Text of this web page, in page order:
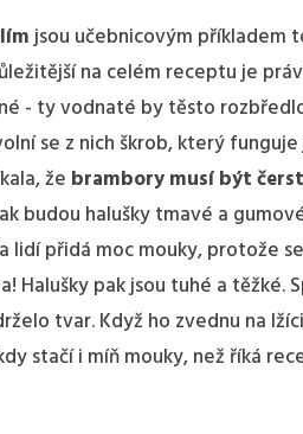
jsou učebnicovým příkladem
na celém receptu je
- ty vodnaté by těsto
se z nich škrob, který
že brambory musí být
budou halušky tmavé a
lidí přidá moc mouky, protože
Halušky pak jsou tuhé a těžké.
tvar. Když ho zvednu na
stačí i míň mouky, než říká